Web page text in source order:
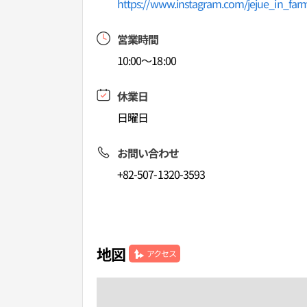
https://www.instagram.com/
営業時間
10:00～18:00
休業日
日曜日
お問い合わせ
+82-507-1320-3593
地図 アクセス